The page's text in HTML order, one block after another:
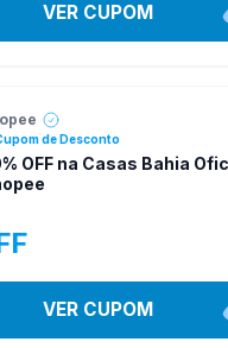
VER CUPOM
de Desconto
OFF na Casas Bahia
VER CUPOM